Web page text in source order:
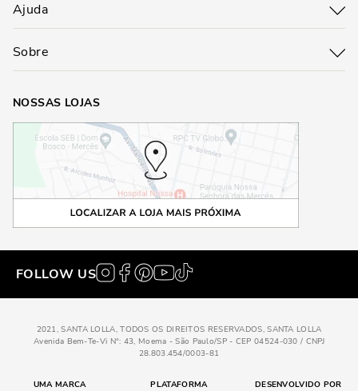
Ajuda
Sobre
NOSSAS LOJAS
FOLLOW US
2021, SANTA LOLLA, TODOS OS DIREITOS RESERVADOS, SANTA LOLLA
Avenida Bem-Te-Vi N°: 43, Moema - São Paulo/SP - CEP 04524-030 / CNPJ
28.803.454/0003-81
UMA MARCA PLATAFORMA DESENVOLVIDO POR